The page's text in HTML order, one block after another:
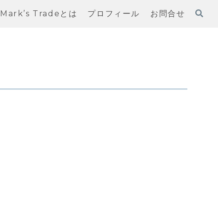
Mark’s Tradeとは プロフィール お問合せ